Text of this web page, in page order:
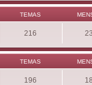
TEMAS
216
TEMAS
196